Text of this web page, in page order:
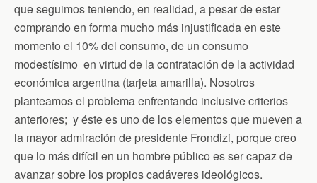
que seguimos teniendo, en realidad, a pesar de estar
comprando en forma mucho más injustificada en este
momento el 10% del consumo, de un consumo
modestísimo en virtud de la contratación de la actividad
económica argentina (tarjeta amarilla). Nosotros
planteamos el problema enfrentando inclusive criterios
anteriores; y éste es uno de los elementos que mueven a
la mayor admiración de presidente Frondizi, porque creo
que lo más difícil en un hombre público es ser capaz de
avanzar sobre los propios cadáveres ideológicos.